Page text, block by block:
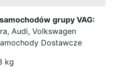
grupy VAG:
Audi, Volkswagen
Dostawcze
kg